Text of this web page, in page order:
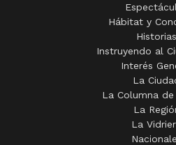
Hábitat y
Historias
Instruyendo al
Interés
La
La Columna
La
La